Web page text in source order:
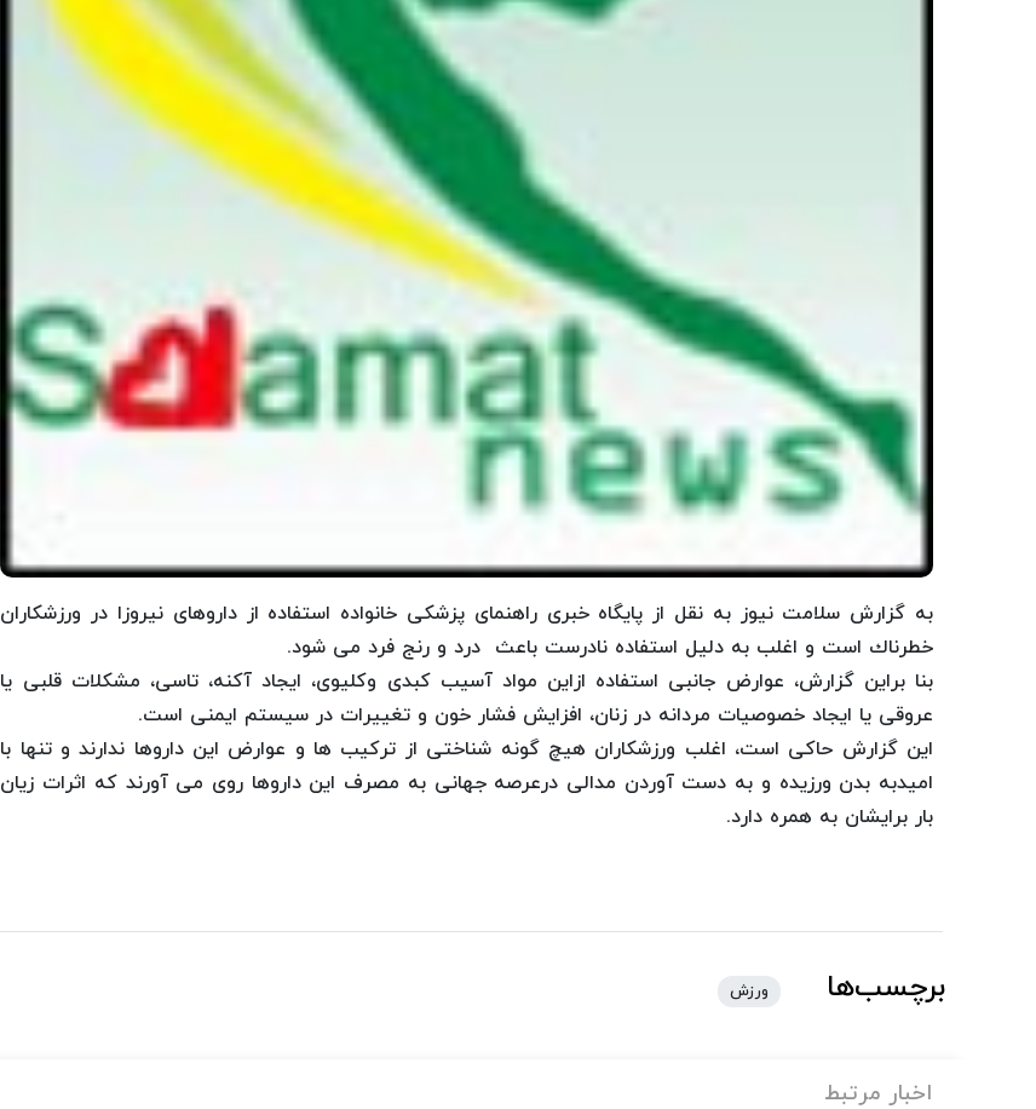
به گزارش سلامت نیوز به نقل از پایگاه خبری راهنمای پزشكی خانواده استفاده از داروهای نیروزا در ورزشكاران
خطرناك است و اغلب به دلیل استفاده نادرست باعث درد و رنج فرد می شود.
بنا براین گزارش، عوارض جانبی استفاده ازاین مواد آسیب كبدی وكلیوی، ‌ایجاد آكنه، تاسی، ‌مشكلات قلبی یا
عروقی یا ایجاد خصوصیات مردانه در زنان‌، افزایش فشار خون و تغییرات در سیستم ایمنی است.
این گزارش حاكی است، اغلب ورزشكاران هیچ گونه شناختی از تركیب ها و عوارض این داروها ندارند و تنها با
امیدبه بدن ورزیده و به دست آوردن مدالی درعرصه جهانی به مصرف این داروها روی می آورند كه اثرات زیان
بار برایشان به همره دارد.
برچسب‌ها ورزش
اخبار مرتبط